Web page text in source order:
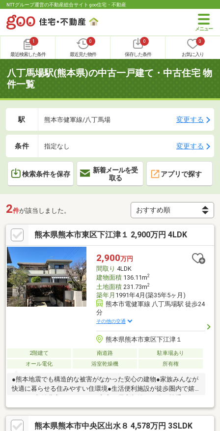
NTTグループ運営の不動産総合サイト goo住宅・不動産
1
最近検索した条件
0
最近見た物件
0
保存した条件
0
お気に入り
八丁馬場駅(熊本県)の中古一戸建て・中古住宅 物
件一覧
駅 熊本市健軍線/八丁馬場 変更する
条件 指定なし 変更する
検索条件を保存
新着メールを受
取る
アプリで探す
2件が該当しました。
熊本県熊本市東区下江津１ 2,900万円 4LDK
2,900万円
間取り 4LDK
建物面積136.11m2
土地面積231.73m2
築年月 1991年4月(築35年5ヶ月)
熊本市電健軍線 八丁馬場駅 徒歩24
分
その他の交通
熊本県熊本市東区下江津１
2階建て 南道路
駐車場あり
オール電化
浴室乾燥機 所有権
●熊本地震でも構造的な被害がなかった安心の建物●家族みんなが
快適に暮らせる住みやすい住環境●生活便利施設が徒歩圏内で嬉
配慮内覧も可能ですので、ぜひお気軽にお問い合わせくださ
い！ ※２階増築部分は未登記です。
熊本県熊本市中央区出水８ 4,578万円 3SLDK